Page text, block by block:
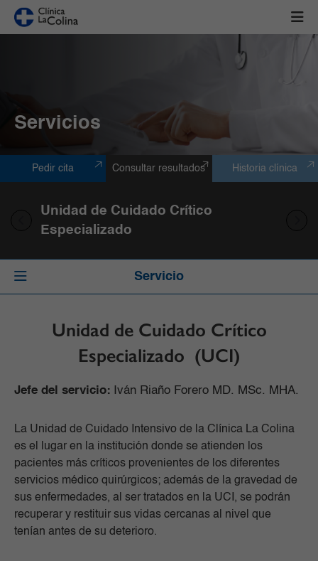
Servicios
Pedir cita Consultar resultados Historia clínica
Unidad de Cuidado Crítico
Especializado
Servicio
Unidad de Cuidado Crítico
Especializado (UCI)
Jefe del servicio: Iván Riaño Forero MD. MSc. MHA.
La Unidad de Cuidado Intensivo de la Clínica La Colina
es el lugar en la institución donde se atienden los
pacientes más críticos provenientes de los diferentes
servicios médico quirúrgicos; además de la gravedad de
sus enfermedades, al ser tratados en la UCI, se podrán
recuperar y restituir sus vidas cercanas al nivel que
tenían antes de su deterioro.